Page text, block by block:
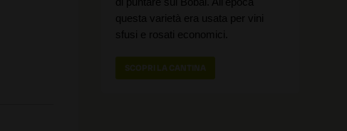
questa varietà era usata per vini
sfusi e rosati economici.
SCOPRI LA CANTINA